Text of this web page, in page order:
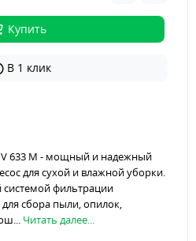
Купить
В 1 клик
V 633 M - мощный и надежный
для сухой и влажной уборки.
фильтрации
сбора пыли, опилок,
Читать далее...